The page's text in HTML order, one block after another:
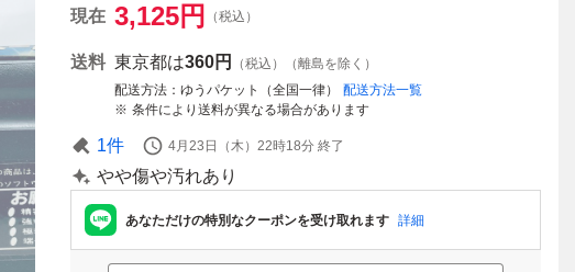
現在 3,125円 （税込）
送料 東京都は360円
（税込）（離島を除く）
配送方法
ゆうパケット（全国一律）
配送方法一覧
条件により送料が異なる場合があります
1件 4月23日（木）22時18分 終了
やや傷や汚れあり
あなただけの特別なクーポンを受け取れます 詳細